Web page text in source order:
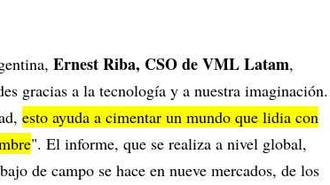
Ernest Riba, CSO de VML Latam,
gracias a la tecnología y a nuestra imaginación.
esto ayuda a cimentar un mundo que lidia con
". El informe, que se realiza a nivel global,
de campo se hace en nueve mercados, de los